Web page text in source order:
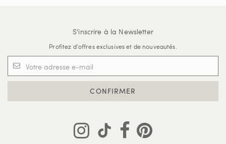
S'inscrire à la Newsletter
Profitez d'offres exclusives et de nouveautés.
CONFIRMER